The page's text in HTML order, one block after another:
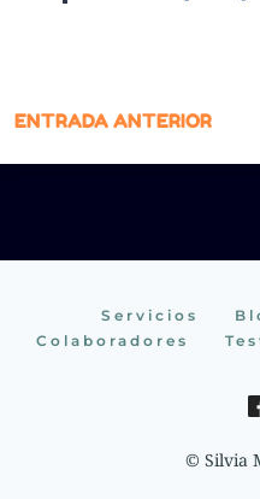
ENTRADA ANTERIOR
Servicios
Colaboradores
© Silvia